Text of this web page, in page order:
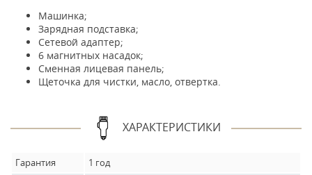
Машинка;
Зарядная подставка;
Сетевой адаптер;
6 магнитных насадок;
Сменная лицевая панель;
Щеточка для чистки, масло, отвертка.
ХАРАКТЕРИСТИКИ
Гарантия
1 год